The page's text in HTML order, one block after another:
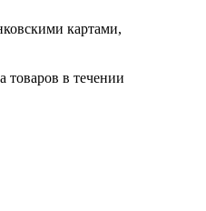
картами,
товаров в течении